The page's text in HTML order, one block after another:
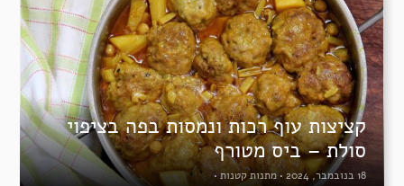
קציצות עוף רכות ונמסות בפה בציפוי
סולת – ביס מטורף
18 בנובמבר, 2024 • מתנות קטנות •